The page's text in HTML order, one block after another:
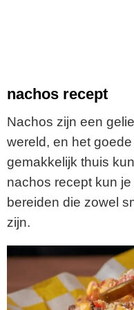
nachos recept
Nachos zijn een
wereld, en het
gemakkelijk thuis
nachos recept kun
bereiden die zowel
zijn.